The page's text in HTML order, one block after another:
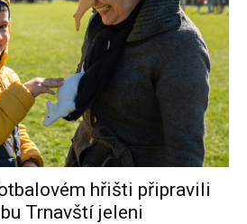
hřišti připravili
Trnavští jeleni